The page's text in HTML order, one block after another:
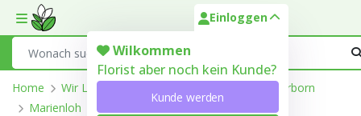
Toggle mobile menu
Einloggen
Wilkommen
Florist aber noch kein Kunde?
Kunde werden
Home Wir Liefern
Paderborn
Marienloh